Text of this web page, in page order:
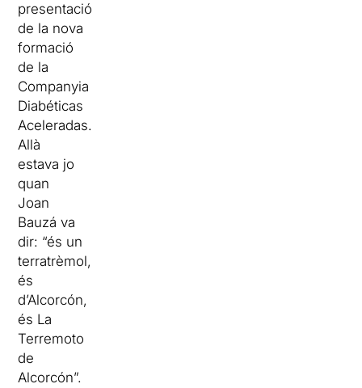
presentació
de la nova
formació
de la
Companyia
Diabéticas
Aceleradas.
Allà
estava jo
quan
Joan
Bauzá va
dir: “és un
terratrèmol,
és
d’Alcorcón,
és La
Terremoto
de
Alcorcón”.